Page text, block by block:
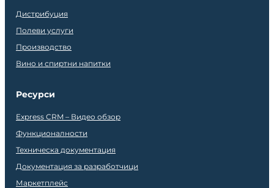
Дистрибуция
Полеви услуги
Производство
Вино и спиртни напитки
Ресурси
Express CRM – Видео обзор
Функционалности
Техническа документация
Документация за разработчици
Маркетплейс